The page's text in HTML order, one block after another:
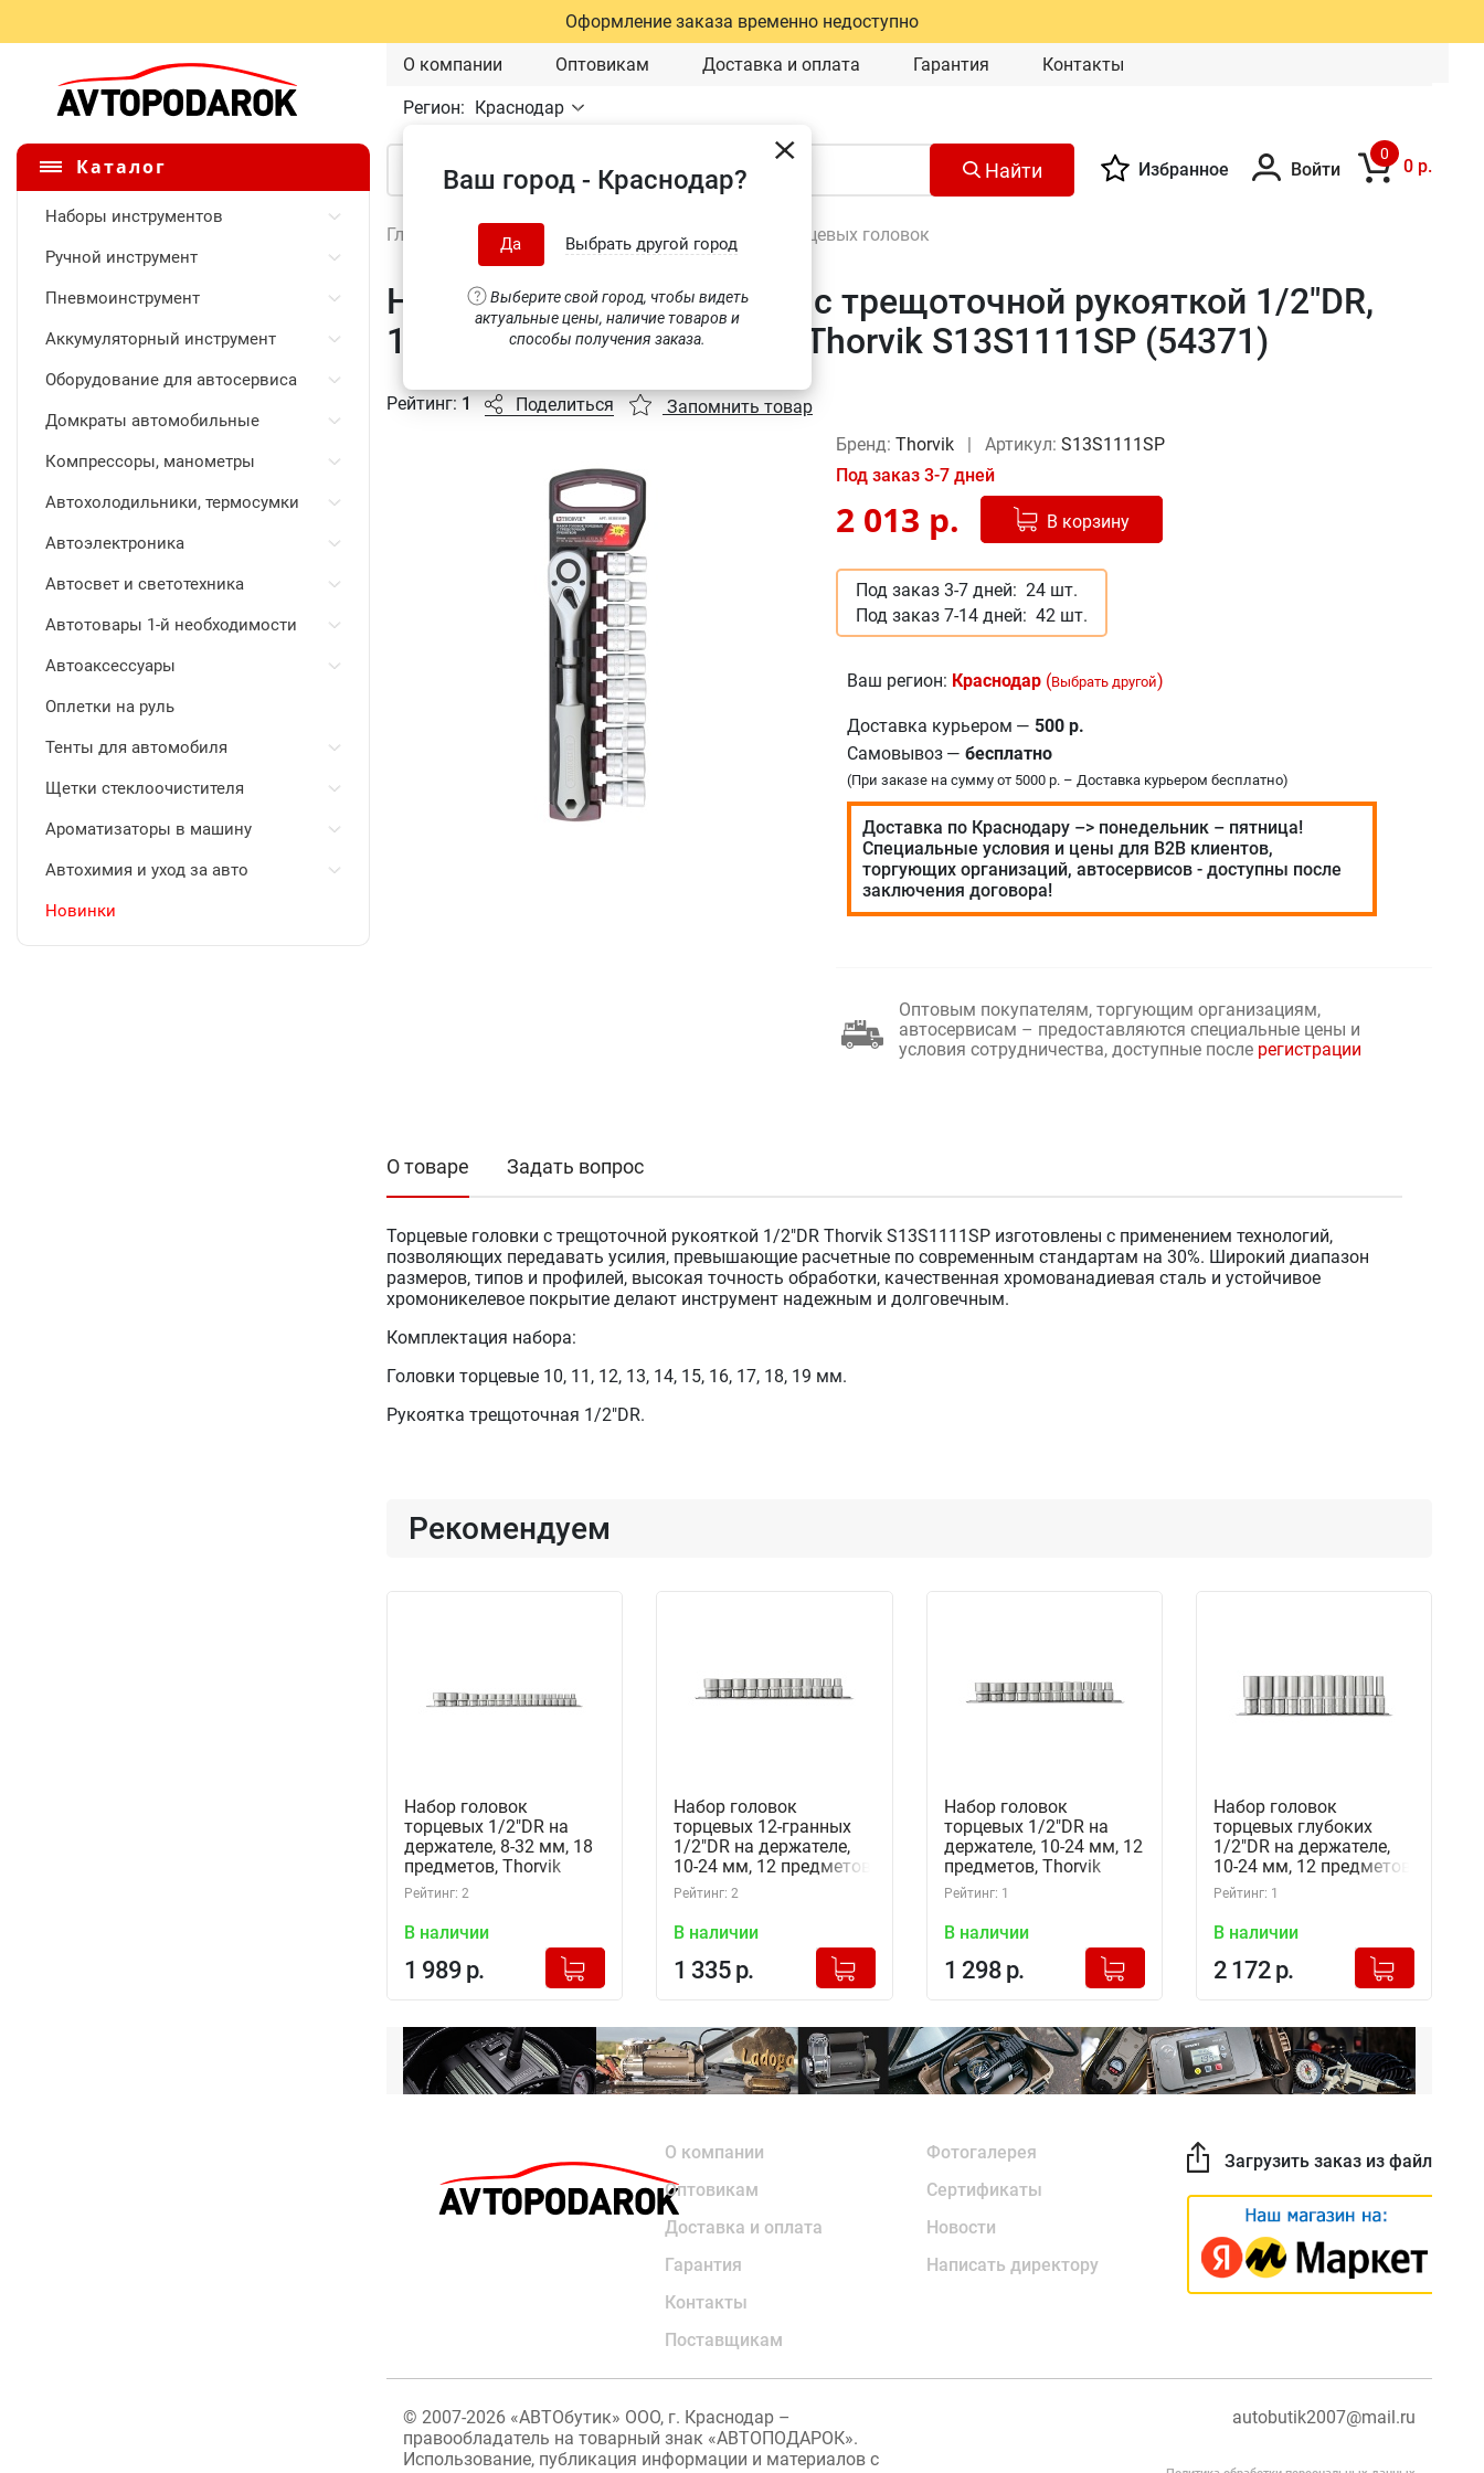
Оформление заказа временно недоступно
О компании Оптовикам Доставка и оплата Гарантия Контакты
Регион: Краснодар
Ваш город - Краснодар?
Да Выбрать другой город
Выберите свой город, чтобы видеть
актуальные цены, наличие товаров и
способы получения заказа.
Каталог
Наборы инструментов
Ручной инструмент
Пневмоинструмент
Аккумуляторный инструмент
Оборудование для автосервиса
Домкраты автомобильные
Компрессоры, манометры
Автохолодильники, термосумки
Автоэлектроника
Автосвет и светотехника
Автотовары 1-й необходимости
Автоаксессуары
Оплетки на руль
Тенты для автомобиля
Щетки стеклоочистителя
Ароматизаторы в машину
Автохимия и уход за авто
Новинки
Найти Избранное Войти
0
0 р.
Главная Наборы инструментов Наборы торцевых головок
Набор головок торцевых с трещоточной рукояткой 1/2"DR,
10-19 мм, 11 предметов, Thorvik S13S1111SP (54371)
Рейтинг:1 Поделиться
Запомнить товар
Бренд: Thorvik |Артикул: S13S1111SP
Под заказ 3-7 дней
2 013 р. В корзину+
Добавлено в корзину
Под заказ 3-7 дней: 24 шт.
Под заказ 7-14 дней: 42 шт.
Ваш регион: Краснодар (Выбрать другой)
Доставка курьером — 500 р.
Самовывоз —бесплатно
(При заказе на сумму от 5000 р. – Доставка курьером бесплатно)
Доставка по Краснодару –> понедельник – пятница!
Специальные условия и цены для В2В клиентов,
торгующих организаций, автосервисов - доступны после
заключения договора!
Оптовым покупателям, торгующим организациям,
автосервисам – предоставляются специальные цены и
условия сотрудничества, доступные после регистрации
О товаре Задать вопрос
Торцевые головки с трещоточной рукояткой 1/2"DR Thorvik S13S1111SP изготовлены с применением технологий,
позволяющих передавать усилия, превышающие расчетные по современным стандартам на 30%. Широкий диапазон
размеров, типов и профилей, высокая точность обработки, качественная хромованадиевая сталь и устойчивое
хромоникелевое покрытие делают инструмент надежным и долговечным.
Комплектация набора:
Головки торцевые 10, 11, 12, 13, 14, 15, 16, 17, 18, 19 мм.
Рукоятка трещоточная 1/2"DR.
Рекомендуем
Набор головок
торцевых 1/2"DR на
держателе, 8-32 мм, 18
предметов, Thorvik
S13S1118SM (54366)
Рейтинг: 2
В наличии
1 989 р.
+
Добавлено в корзину
Набор головок
торцевых 12-гранных
1/2"DR на держателе,
10-24 мм, 12 предметов,
Thorvik S13S1212SM
Рейтинг: 2
В наличии
1 335 р.
+
Добавлено в корзину
Набор головок
торцевых 1/2"DR на
держателе, 10-24 мм, 12
предметов, Thorvik
S13S1112SM (54362)
Рейтинг: 1
В наличии
1 298 р.
+
Добавлено в корзину
Набор головок
торцевых глубоких
1/2"DR на держателе,
10-24 мм, 12 предметов,
Thorvik S13S2112SM
Рейтинг: 1
В наличии
2 172 р.
+
Добавлено в корзину
О компании
Оптовикам
Доставка и оплата
Гарантия
Контакты
Поставщикам
Фотогалерея
Сертификаты
Новости
Написать директору
Загрузить заказ из файла
© 2007-2026 «АВТОбутик» ООО, г. Краснодар –
правообладатель на товарный знак «АВТОПОДАРОК».
Использование, публикация информации и материалов с
autobutik2007@mail.ru